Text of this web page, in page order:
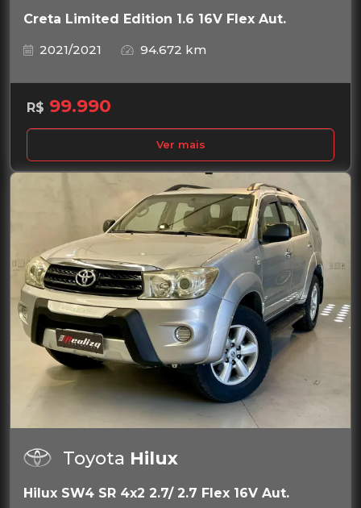
Creta Limited Edition 1.6 16V Flex Aut.
2021/2021
94.672 km
R$ 99.990
Ver mais
Toyota Hilux
Hilux SW4 SR 4x2 2.7/ 2.7 Flex 16V Aut.